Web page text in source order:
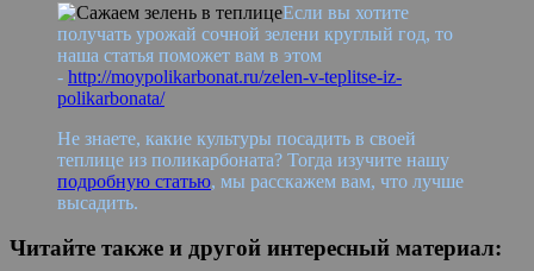
Если вы хотите
получать урожай сочной зелени круглый год, то
наша статья поможет вам в этом
- http://moypolikarbonat.ru/zelen-v-teplitse-iz-
polikarbonata/
Не знаете, какие культуры посадить в своей
теплице из поликарбоната? Тогда изучите нашу
подробную статью, мы расскажем вам, что лучше
высадить.
Читайте также и другой интересный материал: